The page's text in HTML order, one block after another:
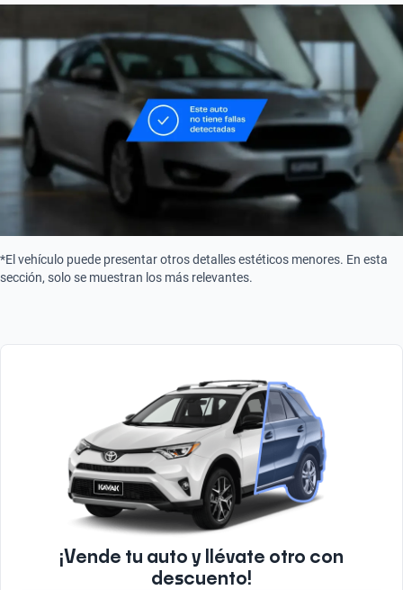
Combustible
Combustión
Tipo de motor
Turbo
*El vehículo puede presentar otros detalles estéticos menores. En esta
sección, solo se muestran los más relevantes.
¡Vende tu auto y llévate otro con
descuento!